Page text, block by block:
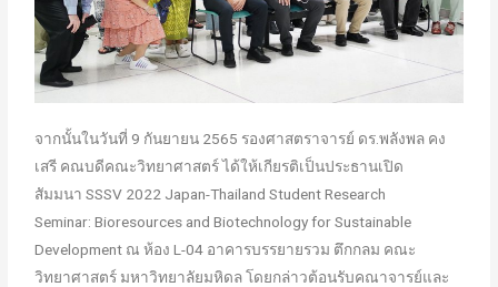
จากนั้นในวันที่ 9 กันยายน 2565 รองศาสตราจารย์ ดร.พลังพล คง
เสรี คณบดีคณะวิทยาศาสตร์ ได้ให้เกียรติเป็นประธานเปิด
สัมมนา SSSV 2022 Japan-Thailand Student Research
Seminar: Bioresources and Biotechnology for Sustainable
Development ณ ห้อง L-04 อาคารบรรยายรวม ตึกกลม คณะ
วิทยาศาสตร์ มหาวิทยาลัยมหิดล โดยกล่าวต้อนรับคณาจารย์และ